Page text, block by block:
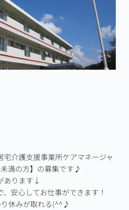
介護支援事業所ケアマネージャ
満の方】の募集です♪
あります↓
安心してお仕事ができます！
休みが取れる(^^♪